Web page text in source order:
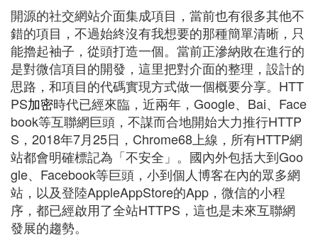
開源的社交網站介面集成項目，當前也有很多其他不
錯的項目，不過始終沒有我想要的那種簡單清晰，只
能擼起袖子，從頭打造一個。當前正滲納敗在進行的
是對微信項目的開發，這里把對介面的整理，設計的
思路，和項目的代碼實現方式做一個概要分享。HTT
PS加密時代已經來臨，近兩年，Google、Bai、Face
book等互聯網巨頭，不謀而合地開始大力推行HTTP
S，2018年7月25日，Chrome68上線，所有HTTP網
站都會明確標記為「不安全」。國內外包括大到Goo
gle、Facebook等巨頭，小到個人博客在內的眾多網
站，以及登陸AppleAppStore的App，微信的小程
序，都已經啟用了全站HTTPS，這也是未來互聯網
發展的趨勢。